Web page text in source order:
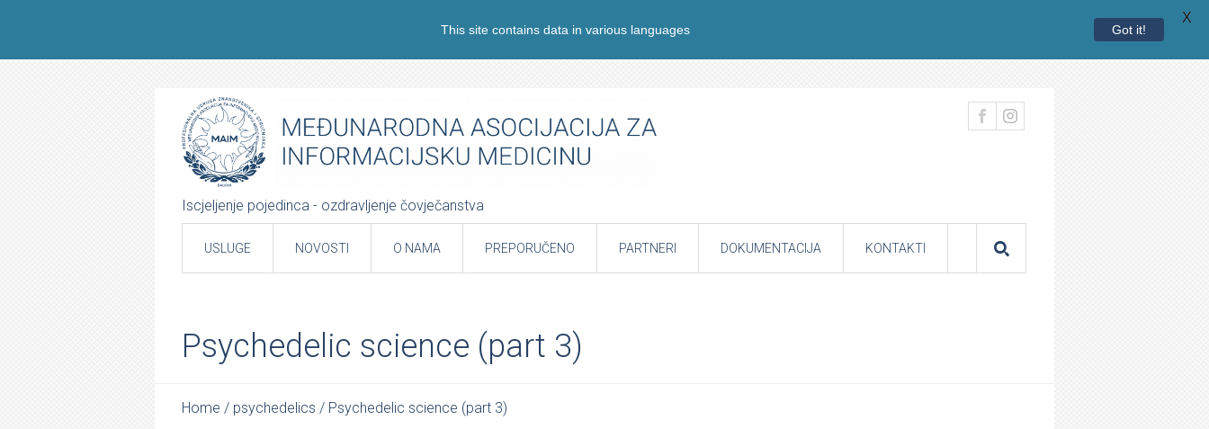
Iscjeljenje pojedinca - ozdravljenje čovječanstva
USLUGE NOVOSTI O NAMA PREPORUČENO PARTNERI DOKUMENTACIJA KONTAKTI
Psychedelic science (part 3)
Home / psychedelics / Psychedelic science (part 3)
This site contains data in various languages Got it!
X